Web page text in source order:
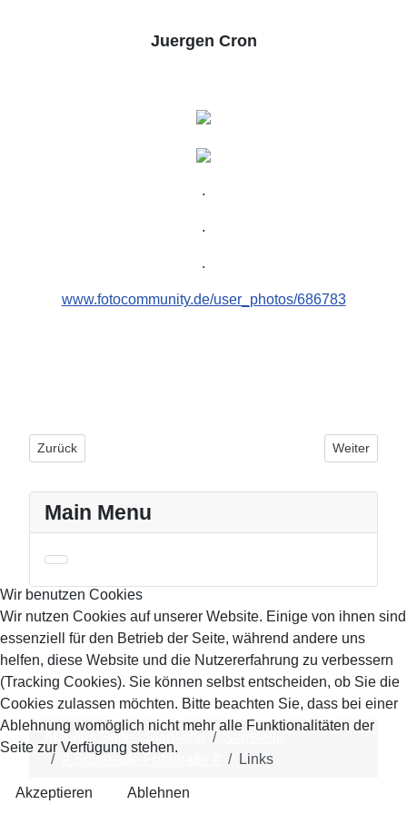
Juergen Cron
.
.
.
www.fotocommunity.de/user_photos/686783
Vorheriger Beitrag: # Soulmade Fotografie #
Zurück Nächster
Weiter
Main Menu
Aktuelle Seite:
# Soulmade Fotografie #
Links
Wir benutzen Cookies
Wir nutzen Cookies auf unserer Website. Einige von ihnen sind
essenziell für den Betrieb der Seite, während andere uns
helfen, diese Website und die Nutzererfahrung zu verbessern
(Tracking Cookies). Sie können selbst entscheiden, ob Sie die
Cookies zulassen möchten. Bitte beachten Sie, dass bei einer
Ablehnung womöglich nicht mehr alle Funktionalitäten der
Seite zur Verfügung stehen.
Akzeptieren Ablehnen